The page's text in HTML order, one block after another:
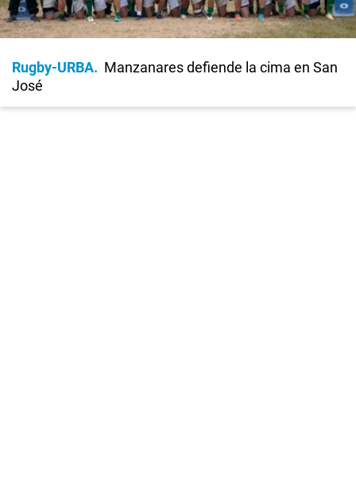
Rugby-URBA
Manzanares defiende la cima en San
José